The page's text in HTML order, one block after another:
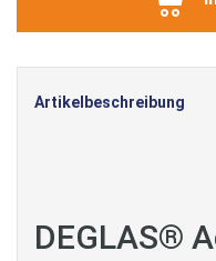
Artikelbeschreibung
DEGLAS®